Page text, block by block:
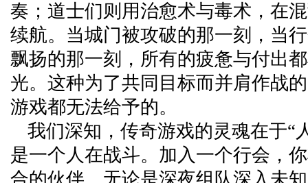
奏；道士们则用治愈术与毒术，在
续航。当城门被攻破的那一刻，当
飘扬的那一刻，所有的疲惫与付出
光。这种为了共同目标而并肩作战
游戏都无法给予的。
我们深知，传奇游戏的灵魂在于“
是一个人在战斗。加入一个行会，
合的伙伴。无论是深夜组队深入未